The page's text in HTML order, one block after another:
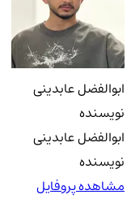
ابوالفضل عابدینی
نویسنده
ابوالفضل عابدینی
نویسنده
مشاهده پروفایل